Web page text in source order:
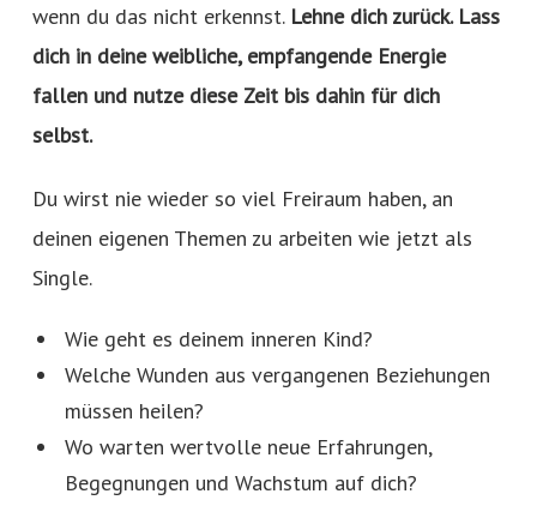
wenn du das nicht erkennst. Lehne dich zurück. Lass
dich in deine weibliche, empfangende Energie
fallen und nutze diese Zeit bis dahin für dich
selbst.
Du wirst nie wieder so viel Freiraum haben, an
deinen eigenen Themen zu arbeiten wie jetzt als
Single.
Wie geht es deinem inneren Kind?
Welche Wunden aus vergangenen Beziehungen
müssen heilen?
Wo warten wertvolle neue Erfahrungen,
Begegnungen und Wachstum auf dich?